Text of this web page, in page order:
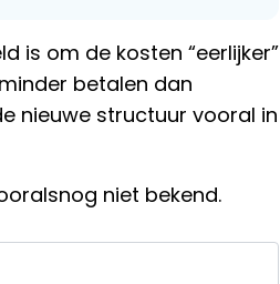
is om de kosten “eerlijker”
betalen dan
nieuwe structuur vooral in
niet bekend.